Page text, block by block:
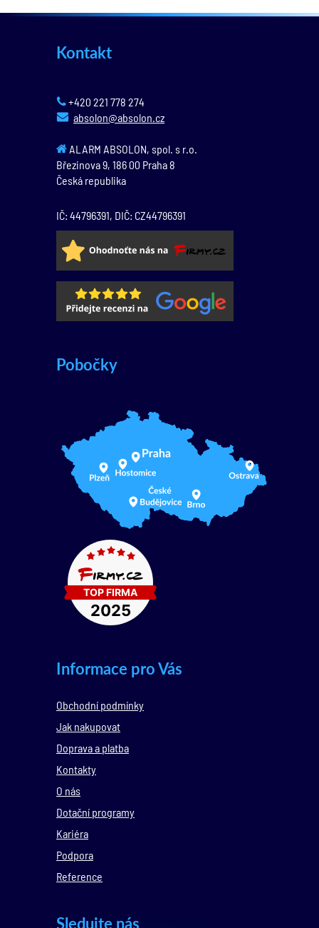
Kontakt
+420 221 778 274
absolon@absolon.cz
ALARM ABSOLON, spol. s r.o.
Březinova 9, 186 00 Praha 8
Česká republika
IČ: 44796391, DIČ: CZ44796391
Pobočky
Informace pro Vás
Obchodní podmínky
Jak nakupovat
Doprava a platba
Kontakty
O nás
Dotační programy
Kariéra
Podpora
Reference
Sledujte nás